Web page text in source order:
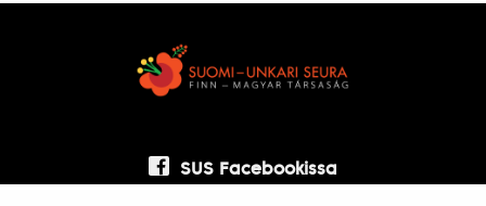
SUS Facebookissa